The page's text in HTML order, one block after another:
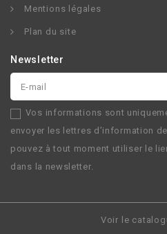
Mentions légales
Plan du site
Newsletter
Vos informations sont
envoyer les lettres d’information de
pouvez à tout moment utiliser le
dans la newsletter.
Voir le